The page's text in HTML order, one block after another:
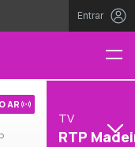
Entrar
AR
TV
RTP